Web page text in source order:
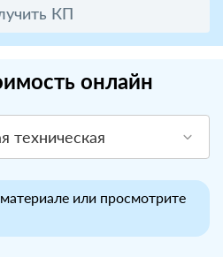
КП
онлайн
техническая
или просмотрите